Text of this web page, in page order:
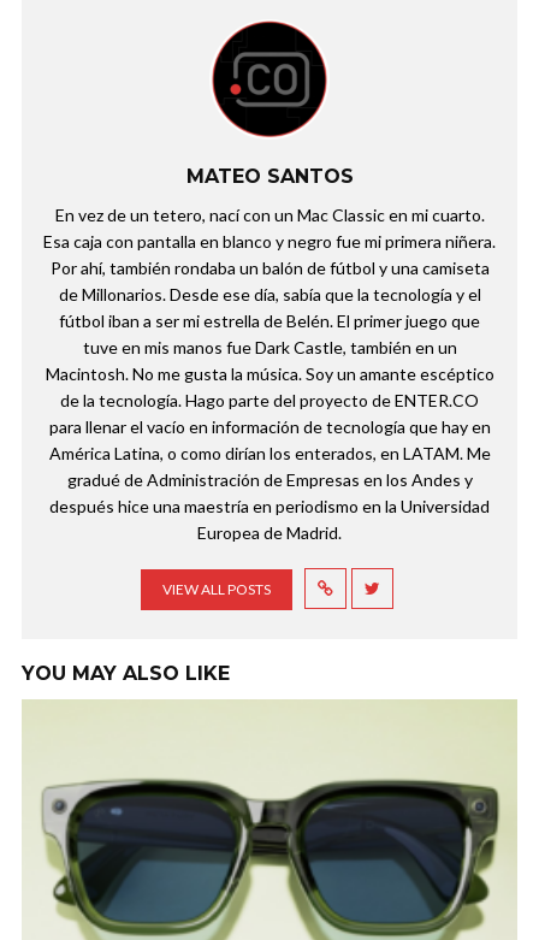
MATEO SANTOS
En vez de un tetero, nací con un Mac Classic en mi cuarto.
Esa caja con pantalla en blanco y negro fue mi primera niñera.
Por ahí, también rondaba un balón de fútbol y una camiseta
de Millonarios. Desde ese día, sabía que la tecnología y el
fútbol iban a ser mi estrella de Belén. El primer juego que
tuve en mis manos fue Dark Castle, también en un
Macintosh. No me gusta la música. Soy un amante escéptico
de la tecnología. Hago parte del proyecto de ENTER.CO
para llenar el vacío en información de tecnología que hay en
América Latina, o como dirían los enterados, en LATAM. Me
gradué de Administración de Empresas en los Andes y
después hice una maestría en periodismo en la Universidad
Europea de Madrid.
VIEW ALL POSTS
YOU MAY ALSO LIKE